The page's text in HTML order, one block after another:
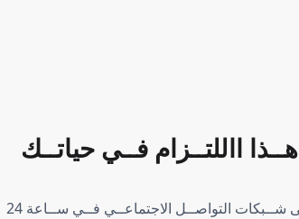
االلتــزام فــي حياتــك
نــرد علــى رســائلك علــى شــبكات التواصــل الاجتماعــي فــي ســاعة 24